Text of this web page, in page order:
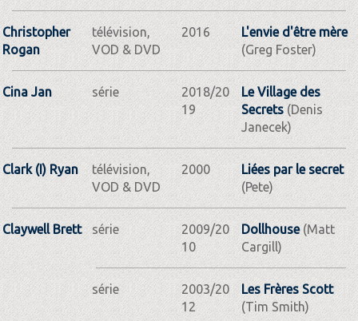
Christopher
Rogan
télévision,
VOD & DVD
2016
L'envie d'être mère
(Greg Foster)
Cina Jan série
2018/20
19
Le Village des
Secrets(Denis
Janecek)
Clark (I) Ryan
télévision,
VOD & DVD
2000
Liées par le secret
(Pete)
Claywell Brett série
2009/20
10
Dollhouse(Matt
Cargill)
série
2003/20
12
Les Frères Scott
(Tim Smith)